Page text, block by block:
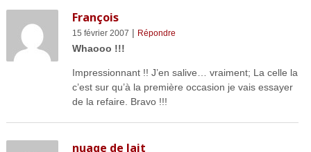
François
15 février 2007 | Répondre
Whaooo !!!
Impressionnant !! J’en salive… vraiment; La celle la
c’est sur qu’à la première occasion je vais essayer
de la refaire. Bravo !!!
nuage de lait